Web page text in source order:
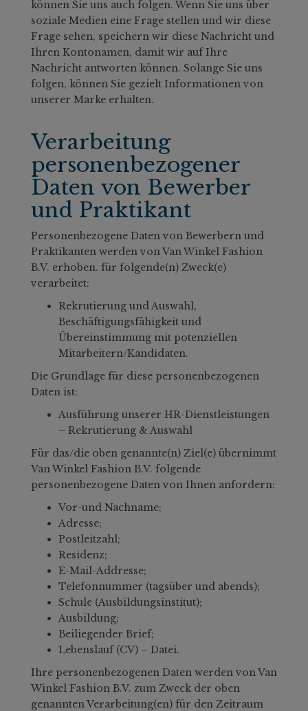
können Sie uns auch folgen. Wenn Sie uns über
soziale Medien eine Frage stellen und wir diese
Frage sehen, speichern wir diese Nachricht und
Ihren Kontonamen, damit wir auf Ihre
Nachricht antworten können. Solange Sie uns
folgen, können Sie gezielt Informationen von
unserer Marke erhalten.
Verarbeitung
personenbezogener
Daten von Bewerber
und Praktikant
Personenbezogene Daten von Bewerbern und
Praktikanten werden von Van Winkel Fashion
B.V. erhoben. für folgende(n) Zweck(e)
verarbeitet:
Rekrutierung und Auswahl,
Beschäftigungsfähigkeit und
Übereinstimmung mit potenziellen
Mitarbeitern/Kandidaten.
Die Grundlage für diese personenbezogenen
Daten ist:
Ausführung unserer HR-Dienstleistungen
– Rekrutierung & Auswahl
Für das/die oben genannte(n) Ziel(e) übernimmt
Van Winkel Fashion B.V. folgende
personenbezogene Daten von Ihnen anfordern:
Vor-und Nachname;
Adresse;
Postleitzahl;
Residenz;
E-Mail-Addresse;
Telefonnummer (tagsüber und abends);
Schule (Ausbildungsinstitut);
Ausbildung;
Beiliegender Brief;
Lebenslauf (CV) – Datei.
Ihre personenbezogenen Daten werden von Van
Winkel Fashion B.V. zum Zweck der oben
genannten Verarbeitung(en) für den Zeitraum